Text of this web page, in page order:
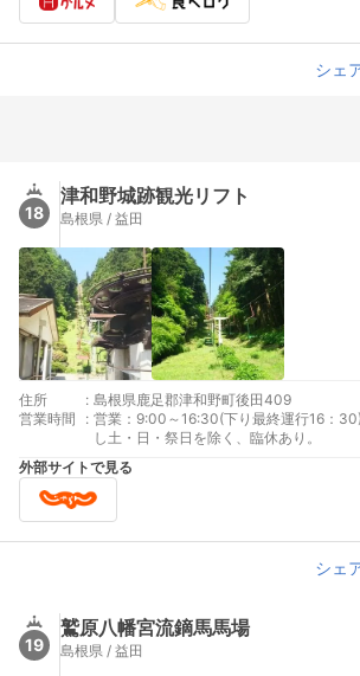
シェ
18
津和野城跡観光リフト
島根県 / 益田
住所 : 島根県鹿足郡津和野町後田409
営業時間
: 営業：9:00～16:30(下り最終運行16：
し土・日・祭日を除く、臨休あり。
外部サイトで見る
シェ
19
鷲原八幡宮流鏑馬馬場
島根県 / 益田